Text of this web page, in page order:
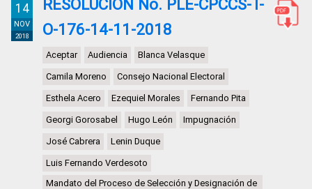
14
NOV
2018
RESOLUCIÓN No. PLE-CPCCS-T-
O-176-14-11-2018
Aceptar Audiencia Blanca Velasque
Camila Moreno Consejo Nacional Electoral
Esthela Acero Ezequiel Morales Fernando Pita
Georgi Gorosabel Hugo León Impugnación
José Cabrera Lenin Duque
Luis Fernando Verdesoto
Mandato del Proceso de Selección y Designación de